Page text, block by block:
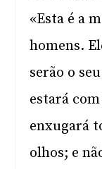
«Esta é a
homens.
serão o
estará com
enxugará
olhos; e